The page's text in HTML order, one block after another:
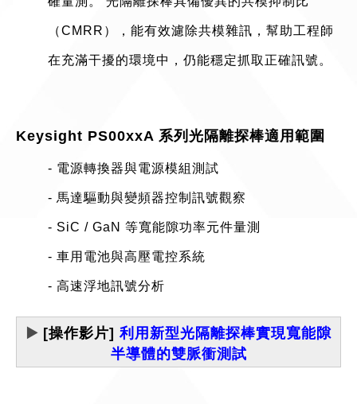
（CMRR），能有效濾除共模雜訊，幫助工程師
在充滿干擾的環境中，仍能穩定抓取正確訊號。
Keysight PS00xxA 系列光隔離探棒適用範圍
- 電源轉換器與電源模組測試
- 馬達驅動與變頻器控制訊號觀察
- SiC / GaN 等寬能隙功率元件量測
- 車用電池與高壓電控系統
- 高速浮地訊號分析
▶️[操作影片]利用新型光隔離探棒實現寬能隙
半導體的雙脈衝測試